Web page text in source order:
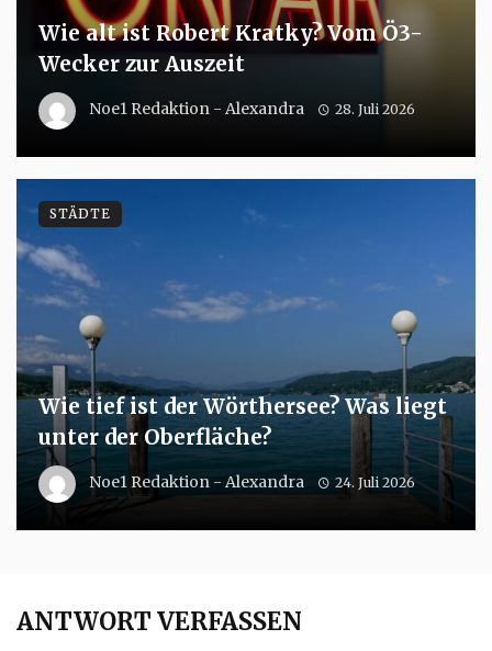
Wie alt ist Robert Kratky? Vom Ö3-
Wecker zur Auszeit
Noe1 Redaktion - Alexandra 28. Juli 2026
Wie tief ist der Wörthersee? Was liegt
unter der Oberfläche?
Noe1 Redaktion - Alexandra 24. Juli 2026
STÄDTE
ANTWORT VERFASSEN